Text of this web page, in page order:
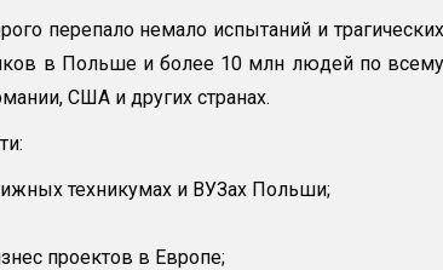
перепало немало испытаний и трагических
в Польше и более 10 млн людей по всему
США и других странах.
техникумах и ВУЗах Польши;
проектов в Европе;